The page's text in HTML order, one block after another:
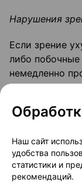
Нарушения
Если зрение
либо
немедленно
Гипогликемия
Как и при
фоне
часто у
Наш сайт
удобства
статистики и
рекомендаций.